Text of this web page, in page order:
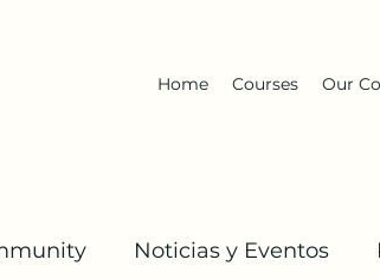
Home Courses Our
Noticias y Eventos